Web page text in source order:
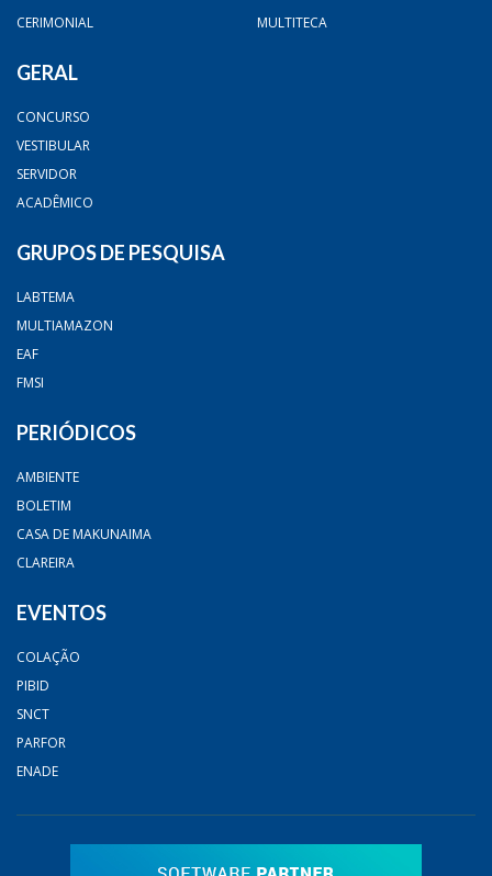
CERIMONIAL
MULTITECA
GERAL
CONCURSO
VESTIBULAR
SERVIDOR
ACADÊMICO
GRUPOS DE PESQUISA
LABTEMA
MULTIAMAZON
EAF
FMSI
PERIÓDICOS
AMBIENTE
BOLETIM
CASA DE MAKUNAIMA
CLAREIRA
EVENTOS
COLAÇÃO
PIBID
SNCT
PARFOR
ENADE